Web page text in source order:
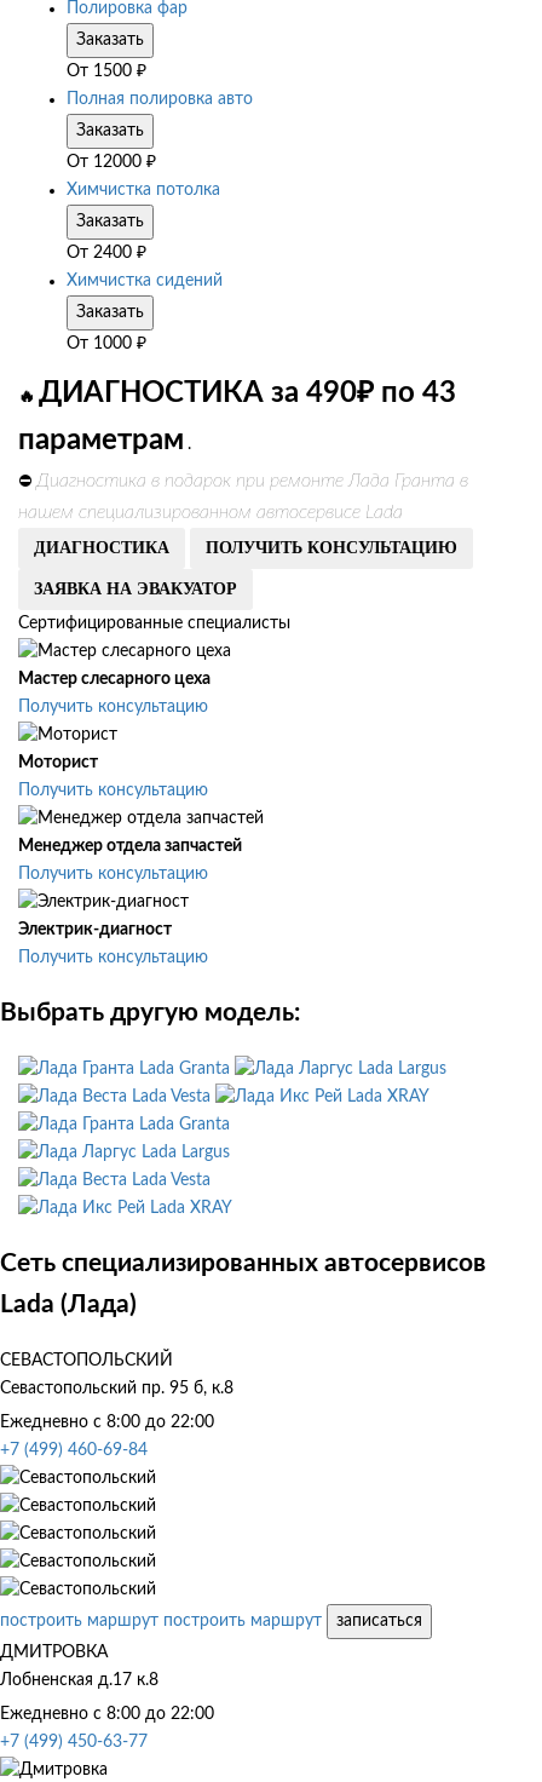
Полировка фар
Заказать
От 1500 ₽
Полная полировка авто
Заказать
От 12000 ₽
Химчистка потолка
Заказать
От 2400 ₽
Химчистка сидений
Заказать
От 1000 ₽
🔥 ДИАГНОСТИКА за 490₽ по 43
параметрам .
⛔ Диагностика в подарок при ремонте Лада Гранта в
нашем специализированном автосервисе Lada
ДИАГНОСТИКА ПОЛУЧИТЬ КОНСУЛЬТАЦИЮ
ЗАЯВКА НА ЭВАКУАТОР
Сертифицированные специалисты
Мастер слесарного цеха
Получить консультацию
Моторист
Получить консультацию
Менеджер отдела запчастей
Получить консультацию
Электрик-диагност
Получить консультацию
Выбрать другую модель:
Lada Granta
Lada Largus
Lada Vesta
Lada XRAY
Lada Granta
Lada Largus
Lada Vesta
Lada XRAY
Сеть специализированных автосервисов
Lada (Лада)
СЕВАСТОПОЛЬСКИЙ
Севастопольский пр. 95 б, к.8
Ежедневно с 8:00 до 22:00
+7 (499) 460-69-84
построить маршрут построить маршрут
записаться
ДМИТРОВКА
Лобненская д.17 к.8
Ежедневно с 8:00 до 22:00
+7 (499) 450-63-77